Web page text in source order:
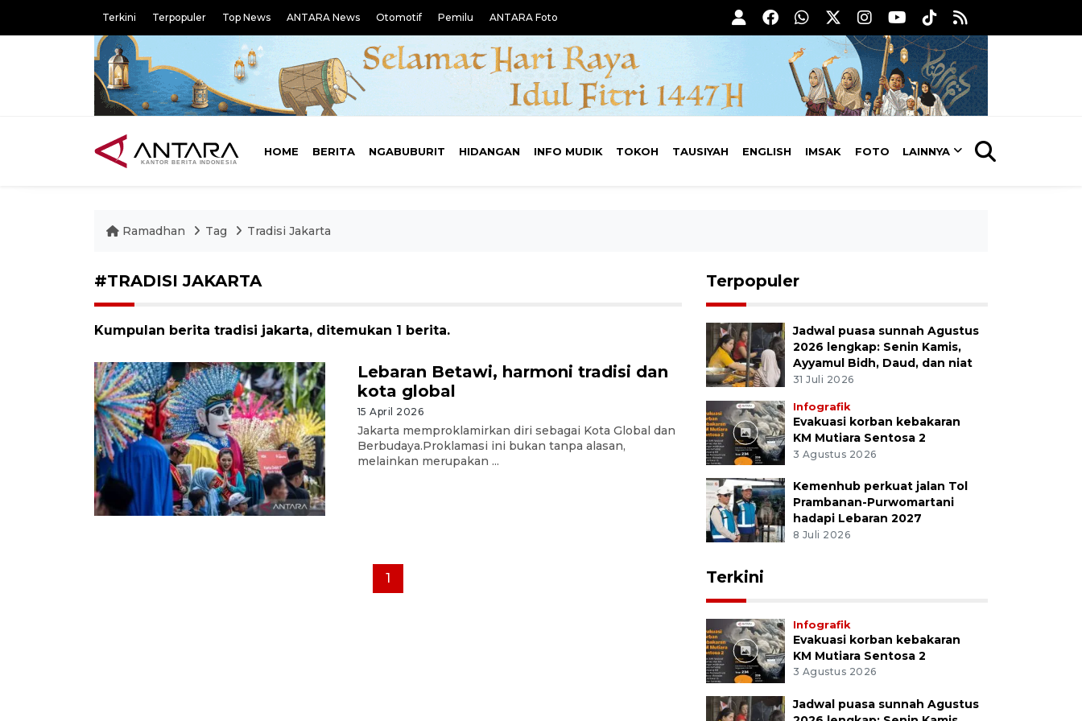
Terkini Terpopuler Top News ANTARA News Otomotif Pemilu ANTARA Foto
HOME BERITA NGABUBURIT HIDANGAN INFO MUDIK TOKOH TAUSIYAH ENGLISH IMSAK FOTO LAINNYA
Ramadhan Tag Tradisi Jakarta
#TRADISI JAKARTA
Kumpulan berita tradisi jakarta, ditemukan 1 berita.
Lebaran Betawi, harmoni tradisi dan
kota global
15 April 2026
Jakarta memproklamirkan diri sebagai Kota Global dan
Berbudaya.Proklamasi ini bukan tanpa alasan,
melainkan merupakan ...
1
Terpopuler
Jadwal puasa sunnah Agustus
2026 lengkap: Senin Kamis,
Ayyamul Bidh, Daud, dan niat
31 Juli 2026
Infografik
Evakuasi korban kebakaran
KM Mutiara Sentosa 2
3 Agustus 2026
Kemenhub perkuat jalan Tol
Prambanan-Purwomartani
hadapi Lebaran 2027
8 Juli 2026
Terkini
Infografik
Evakuasi korban kebakaran
KM Mutiara Sentosa 2
3 Agustus 2026
Jadwal puasa sunnah Agustus